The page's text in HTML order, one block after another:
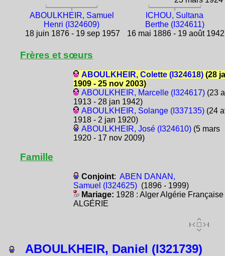
ABOULKHEIR, Samuel
Henri (I324609)
18 juin 1876 - 19 sep 1957
ICHOU, Sultana
Berthe (I324611)
16 mai 1886 - 19 août 1942
Frères et sœurs
ABOULKHEIR, Colette (I324618)(28
1909 - 25 nov 2003)
ABOULKHEIR, Marcelle (I324617)(23
1913 - 28 jan 1942)
ABOULKHEIR, Solange (I337135)(24
1918 - 2 jan 1920)
ABOULKHEIR, José (I324610)(5 mars
1920 - 17 nov 2009)
Famille
Conjoint: ABEN DANAN,
Samuel (I324625)(1896 - 1999)
Mariage: 1928 : Alger Algérie Française
ALGÉRIE
ABOULKHEIR, Daniel (I321739)